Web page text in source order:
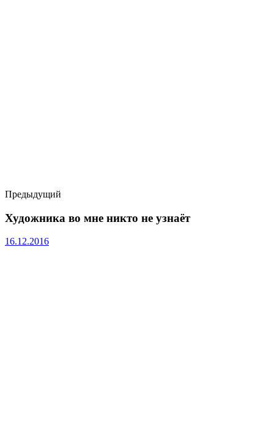
Предыдущий
Художника во мне никто не узнаёт
16.12.2016